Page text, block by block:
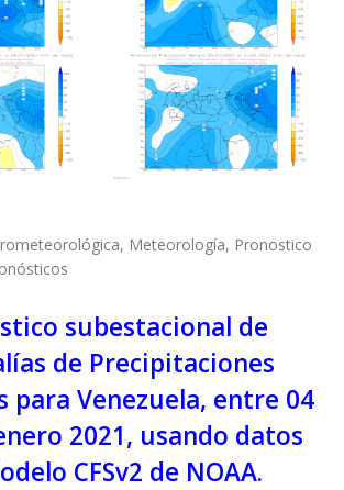
, Meteorología, Pronostico
subestacional de
de Precipitaciones
para Venezuela, entre 04
2021, usando datos
CFSv2 de NOAA.